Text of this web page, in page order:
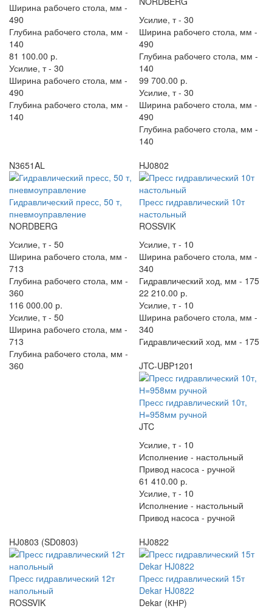
Ширина рабочего стола, мм -
490
Глубина рабочего стола, мм -
140
81 100.00 р.
Усилие, т - 30
Ширина рабочего стола, мм -
490
Глубина рабочего стола, мм -
140
Усилие, т - 30
Ширина рабочего стола, мм -
490
Глубина рабочего стола, мм -
140
99 700.00 р.
Усилие, т - 30
Ширина рабочего стола, мм -
490
Глубина рабочего стола, мм -
140
N3651AL
Гидравлический пресс, 50 т,
пневмоуправление
NORDBERG
Усилие, т - 50
Ширина рабочего стола, мм -
713
Глубина рабочего стола, мм -
360
116 000.00 р.
Усилие, т - 50
Ширина рабочего стола, мм -
713
Глубина рабочего стола, мм -
360
HJ0802
Пресс гидравлический 10т
настольный
ROSSVIK
Усилие, т - 10
Ширина рабочего стола, мм -
340
Гидравлический ход, мм - 175
22 210.00 р.
Усилие, т - 10
Ширина рабочего стола, мм -
340
Гидравлический ход, мм - 175
JTC-UBP1201
Пресс гидравлический 10т,
Н=958мм ручной
JTC
Усилие, т - 10
Исполнение - настольный
Привод насоса - ручной
61 410.00 р.
Усилие, т - 10
Исполнение - настольный
Привод насоса - ручной
HJ0803 (SD0803)
Пресс гидравлический 12т
напольный
ROSSVIK
HJ0822
Пресс гидравлический 15т
Dekar HJ0822
Dekar (КНР)